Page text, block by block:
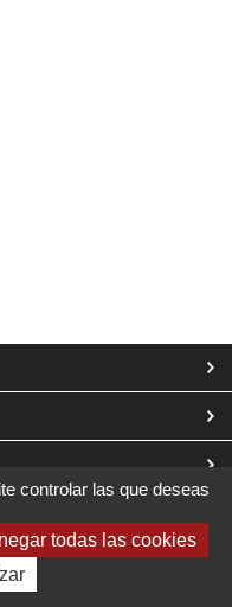
©2019
et cookies
controlar las que deseas
todas las cookies